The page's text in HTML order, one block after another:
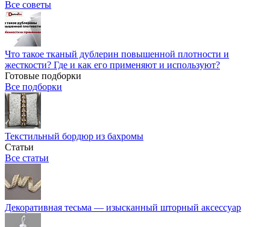
Все советы
Что такое тканый дублерин повышенной плотности и
жесткости? Где и как его применяют и используют?
Готовые подборки
Все подборки
Текстильный бордюр из бахромы
Статьи
Все статьи
Декоративная тесьма — изысканный шторный аксессуар